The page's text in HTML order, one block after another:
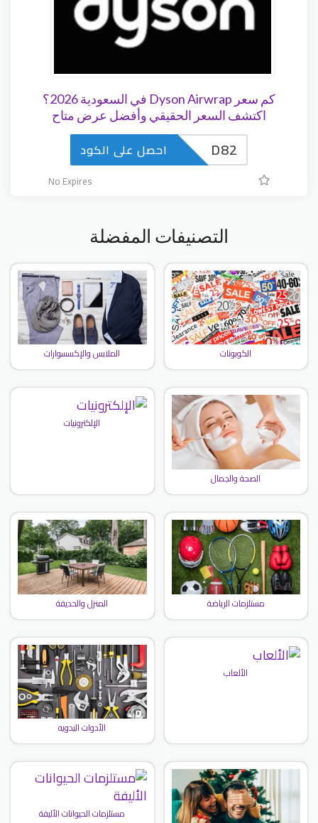
كم سعر Dyson Airwrap في السعودية 2026؟
اكتشف السعر الحقيقي وأفضل عرض متاح
D82 احصل على الكود
No Expires
التصنيفات المفضلة
الكوبونات الملابس والإكسسوارات
الصحة والجمال
الإلكترونيات
مستلزمات الرياضة المنزل والحديقة
الألعاب
الأدوات اليدويه
مستلزمات الحيوانات الأليفة